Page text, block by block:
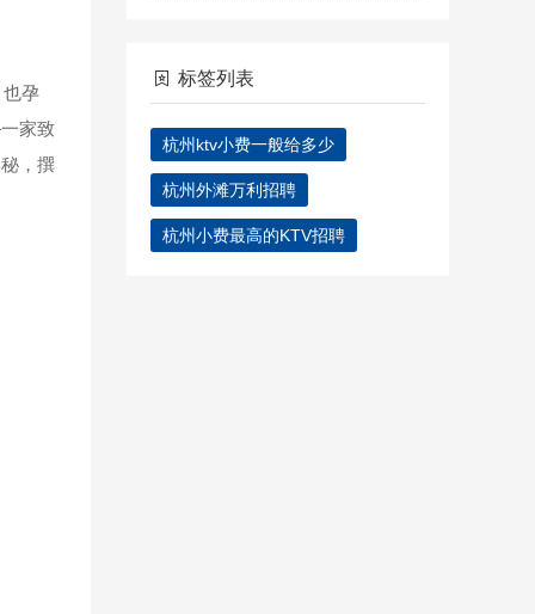
孕
家致
，撰
标签列表
杭州ktv小费一般给多少
杭州外滩万利招聘
杭州小费最高的KTV招聘